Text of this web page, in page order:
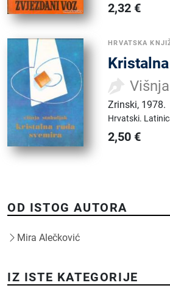
2,32 €
HRVATSKA
Zrinski, 1978.
Hrvatski.
2,50 €
OD ISTOG AUTORA
Mira Alečković
IZ ISTE KATEGORIJE